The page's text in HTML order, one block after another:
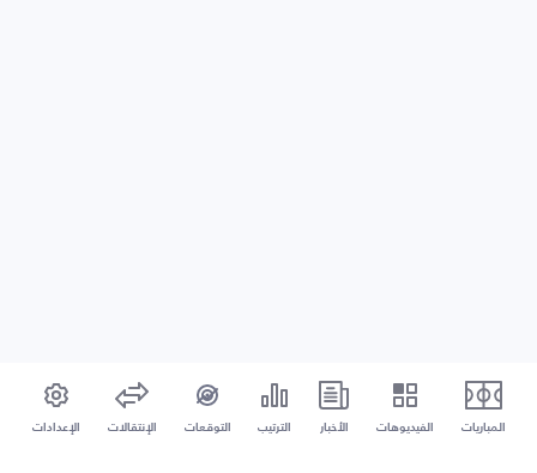
المباريات الفيديوهات الأخبار الترتيب التوقعات الإنتقالات الإعدادات